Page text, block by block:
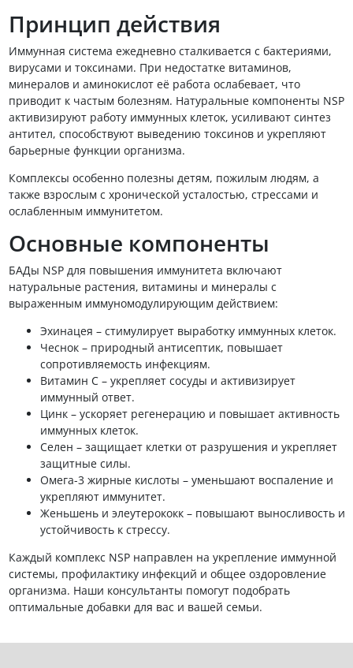
Принцип действия
Иммунная система ежедневно сталкивается с бактериями,
вирусами и токсинами. При недостатке витаминов,
минералов и аминокислот её работа ослабевает, что
приводит к частым болезням. Натуральные компоненты NSP
активизируют работу иммунных клеток, усиливают синтез
антител, способствуют выведению токсинов и укрепляют
барьерные функции организма.
Комплексы особенно полезны детям, пожилым людям, а
также взрослым с хронической усталостью, стрессами и
ослабленным иммунитетом.
Основные компоненты
БАДы NSP для повышения иммунитета включают
натуральные растения, витамины и минералы с
выраженным иммуномодулирующим действием:
Эхинацея – стимулирует выработку иммунных клеток.
Чеснок – природный антисептик, повышает
сопротивляемость инфекциям.
Витамин C – укрепляет сосуды и активизирует
иммунный ответ.
Цинк – ускоряет регенерацию и повышает активность
иммунных клеток.
Селен – защищает клетки от разрушения и укрепляет
защитные силы.
Омега-3 жирные кислоты – уменьшают воспаление и
укрепляют иммунитет.
Женьшень и элеутерококк – повышают выносливость и
устойчивость к стрессу.
Каждый комплекс NSP направлен на укрепление иммунной
системы, профилактику инфекций и общее оздоровление
организма. Наши консультанты помогут подобрать
оптимальные добавки для вас и вашей семьи.